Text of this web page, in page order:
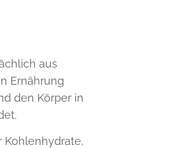
aus
Ernährung
den Körper in
Kohlenhydrate,